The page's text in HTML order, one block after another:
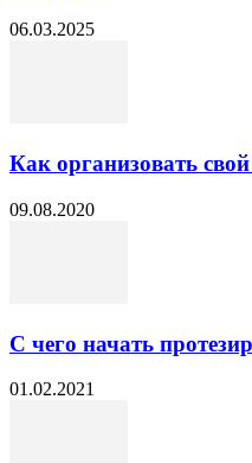
06.03.2025
Как организовать
09.08.2020
С чего начать
01.02.2021